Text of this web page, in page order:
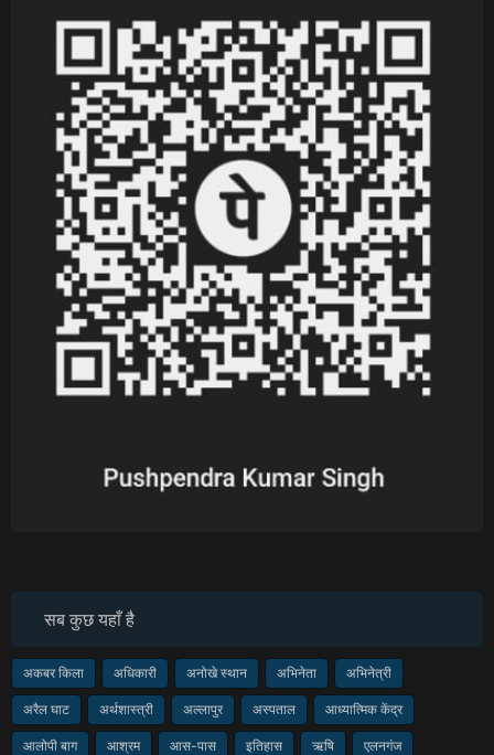
सब कुछ यहाँ है
अकबर किला अधिकारी अनोखे स्थान अभिनेता अभिनेत्री
अरैल घाट अर्थशास्त्री अल्लापुर अस्पताल आध्यात्मिक केंद्र
आलोपी बाग आश्रम आस-पास इतिहास ऋषि एलनगंज